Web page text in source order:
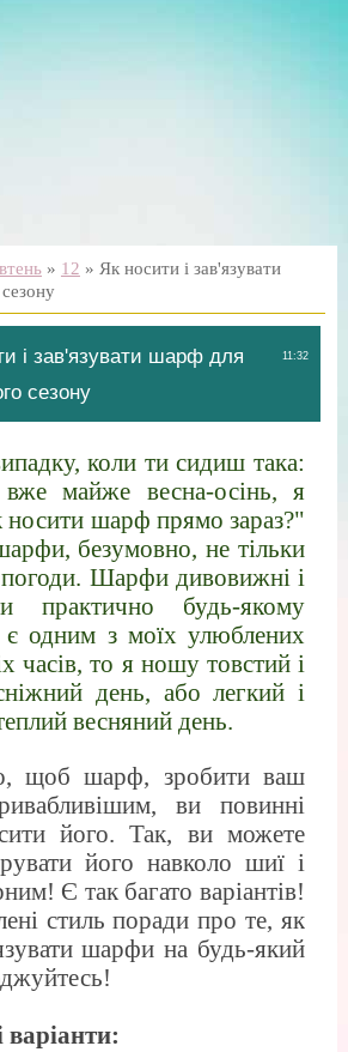
» 12 » Як носити і зав'язувати
11:32
і зав'язувати шарф для
сезону
коли ти сидиш така:
майже весна-осінь, я
носити шарф прямо зараз?"
безумовно, не тільки
погоди. Шарфи дивовижні і
практично будь-якому
є одним з моїх улюблених
часів, то я ношу товстий і
день, або легкий і
весняний день.
щоб шарф, зробити ваш
ви повинні
його. Так, ви можете
його навколо шиї і
Є так багато варіантів!
стиль поради про те, як
шарфи на будь-який
варіанти: